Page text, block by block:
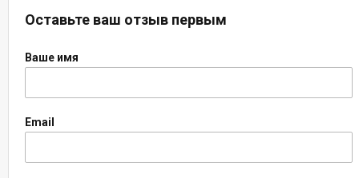
Оставьте ваш отзыв первым
Ваше имя
Email